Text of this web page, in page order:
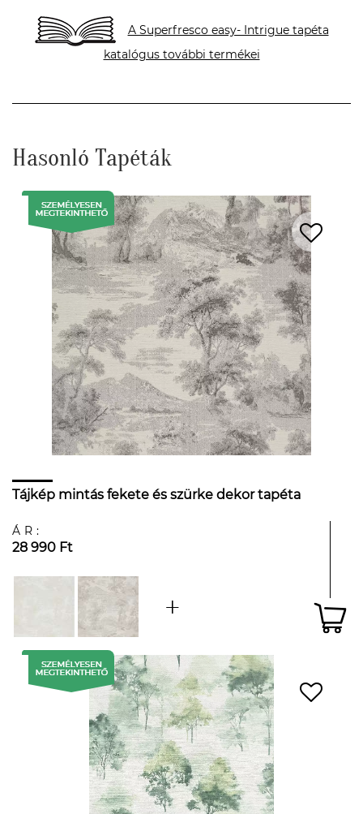
A Superfresco easy- Intrigue tapéta
katalógus további termékei
Hasonló Tapéták
Tájkép mintás fekete és szürke dekor tapéta
ÁR:
28 990 Ft